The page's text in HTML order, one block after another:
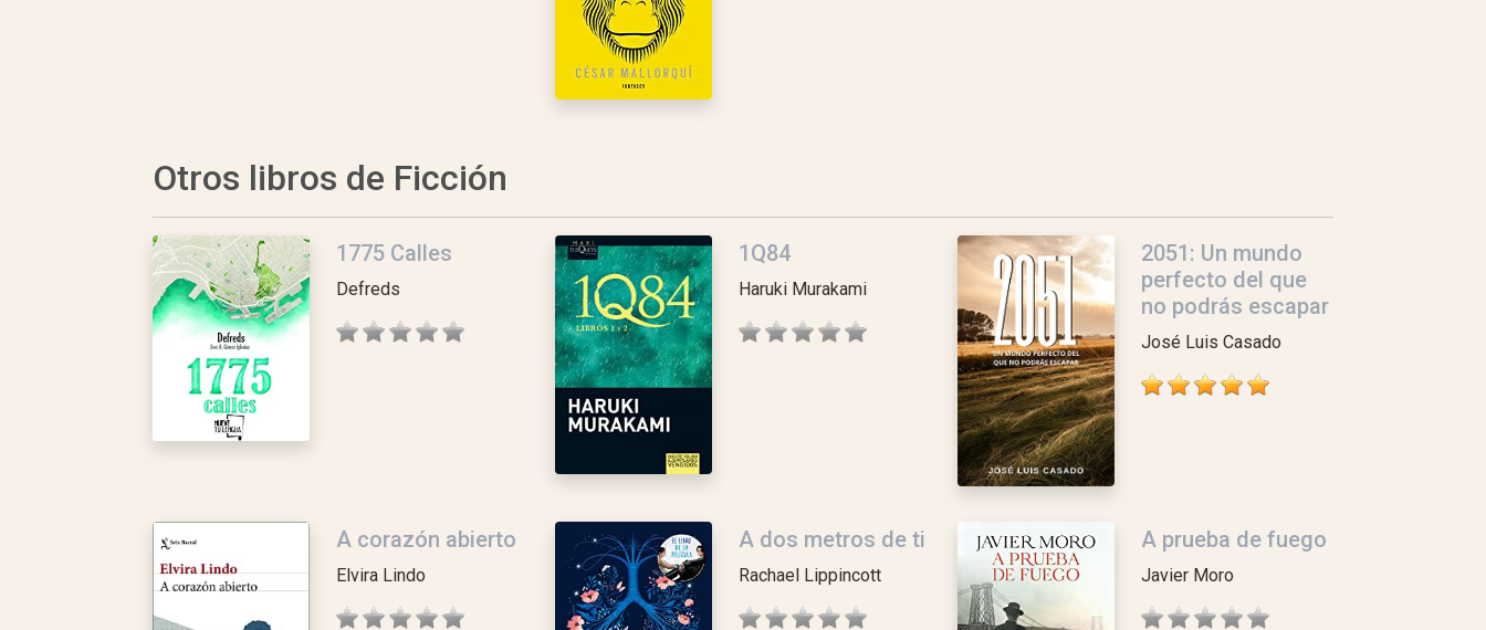
Otros libros de Ficción
1775 Calles
Defreds
1Q84
Haruki Murakami
2051: Un mundo
perfecto del que
no podrás escapar
José Luis Casado
A corazón abierto
Elvira Lindo
A dos metros de ti
Rachael Lippincott
A prueba de fuego
Javier Moro